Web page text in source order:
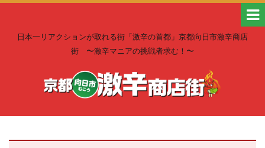
日本一リアクションが取れる街「激辛の首都」京都向日市激辛商店
街 〜激辛マニアの挑戦者求む！〜